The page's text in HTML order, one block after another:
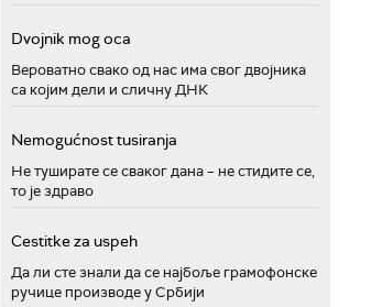
Dvojnik mog oca
Вероватно свако од нас има свог двојника
са којим дели и сличну ДНК
Nemogućnost tusiranja
Не туширате се сваког дана – не стидите се,
то је здраво
Cestitke za uspeh
Да ли сте знали да се најбоље грамофонске
ручице производе у Србији